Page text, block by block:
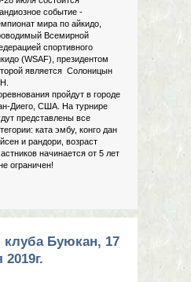
событие -
мира по айкидо,
Всемирной
спортивного
(WSAF), президентом
является Солоницын
пройдут в городе
Диего, США. На турнире
представлены все
ката эмбу, конго дан
и рандори, возраст
начинается от 5 лет
ограничен!
США
Буюкан, 17